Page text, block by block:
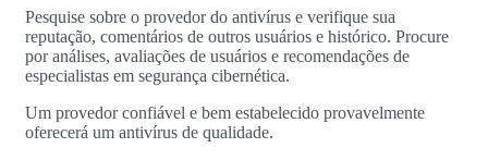
Pesquise sobre o provedor do antivírus e verifique sua
reputação, comentários de outros usuários e histórico. Procure
por análises, avaliações de usuários e recomendações de
especialistas em segurança cibernética.
Um provedor confiável e bem estabelecido provavelmente
oferecerá um antivírus de qualidade.